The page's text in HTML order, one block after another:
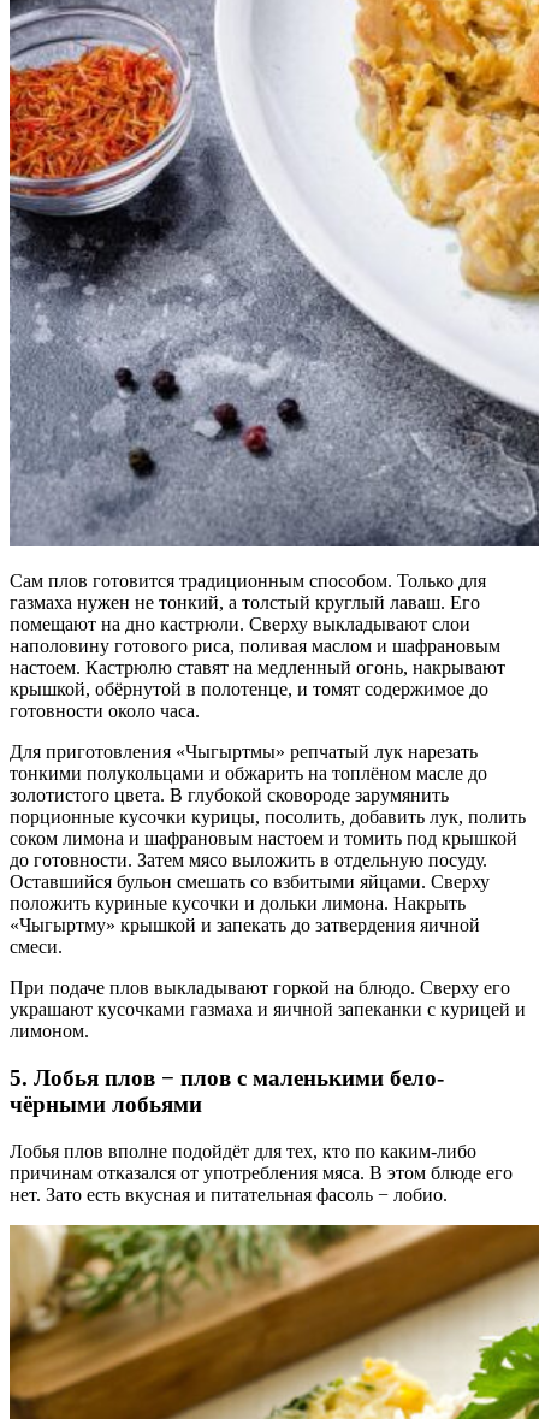
Сам плов готовится традиционным способом. Только для
газмаха нужен не тонкий, а толстый круглый лаваш. Его
помещают на дно кастрюли. Сверху выкладывают слои
наполовину готового риса, поливая маслом и шафрановым
настоем. Кастрюлю ставят на медленный огонь, накрывают
крышкой, обёрнутой в полотенце, и томят содержимое до
готовности около часа.
Для приготовления «Чыгыртмы» репчатый лук нарезать
тонкими полукольцами и обжарить на топлёном масле до
золотистого цвета. В глубокой сковороде зарумянить
порционные кусочки курицы, посолить, добавить лук, полить
соком лимона и шафрановым настоем и томить под крышкой
до готовности. Затем мясо выложить в отдельную посуду.
Оставшийся бульон смешать со взбитыми яйцами. Сверху
положить куриные кусочки и дольки лимона. Накрыть
«Чыгыртму» крышкой и запекать до затвердения яичной
смеси.
При подаче плов выкладывают горкой на блюдо. Сверху его
украшают кусочками газмаха и яичной запеканки с курицей и
лимоном.
5. Лобья плов − плов с маленькими бело-
чёрными лобьями
Лобья плов вполне подойдёт для тех, кто по каким-либо
причинам отказался от употребления мяса. В этом блюде его
нет. Зато есть вкусная и питательная фасоль − лобио.